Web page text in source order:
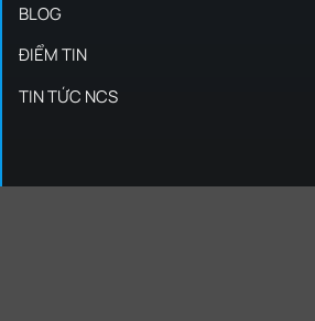
BLOG
ĐIỂM TIN
TIN TỨC NCS